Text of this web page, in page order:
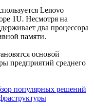
Lenovo
1U. Несмотря на
два процессора
памяти.
основой
предприятий среднего